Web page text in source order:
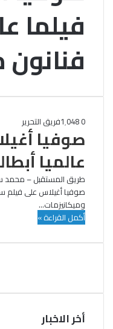
فيلما
فنانون
فريق التحرير 0
صوفيا
عالميا
طريق المستقبل – محمد
صوفيا أغيلاس على فيلم
وميكانيزمات…
أكمل القراءة »
أخر الاخبار